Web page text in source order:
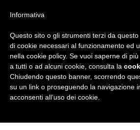
i
Informativa
Questo sito o gli strumenti terzi da
di cookie necessari al funzionamento ed
nella cookie policy. Se vuoi saperne di
a tutti o ad alcuni cookie, consulta la
Chiudendo questo banner, scorrendo
su un link o proseguendo la navigazione
acconsenti all’uso dei cookie.